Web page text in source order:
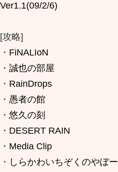
Ver1.1(09/2/6)
[攻略]
・ FiNALIoN
・ 誠也の部屋
・ RainDrops
・ 愚者の館
・ 悠久の刻
・ DESERT RAIN
・ Media Clip
・ しらかわいちぞくのやぼー